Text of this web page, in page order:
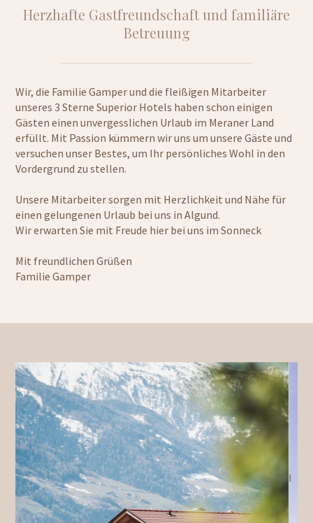
Herzhafte Gastfreundschaft und familiäre
Betreuung
Wir, die Familie Gamper und die fleißigen Mitarbeiter
unseres 3 Sterne Superior Hotels haben schon einigen
Gästen einen unvergesslichen Urlaub im Meraner Land
erfüllt. Mit Passion kümmern wir uns um unsere Gäste und
versuchen unser Bestes, um Ihr persönliches Wohl in den
Vordergrund zu stellen.
Unsere Mitarbeiter sorgen mit Herzlichkeit und Nähe für
einen gelungenen Urlaub bei uns in Algund.
Wir erwarten Sie mit Freude hier bei uns im Sonneck
Mit freundlichen Grüßen
Familie Gamper